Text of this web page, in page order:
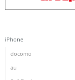
iPhone
docomo
au